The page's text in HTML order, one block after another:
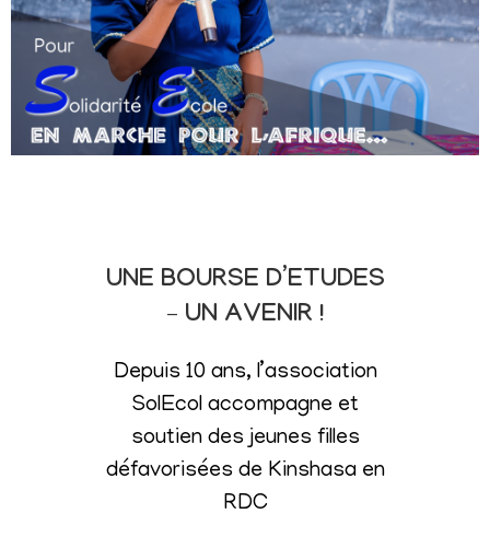
UNE BOURSE D’ETUDES
– UN AVENIR !
Depuis 10 ans, l’association
SolEcol accompagne et
soutien des jeunes filles
défavorisées de Kinshasa en
RDC